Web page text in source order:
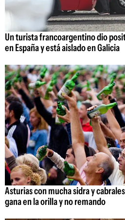
Un turista francoargentino dio
en España y está aislado en Galicia
Asturias con mucha sidra y
gana en la orilla y no remando